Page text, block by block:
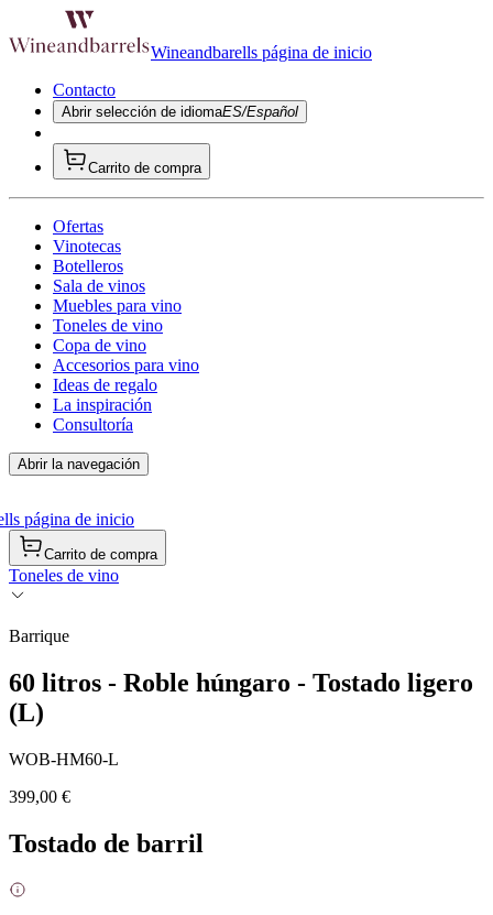
Wineandbarells página de inicio
Contacto
Abrir selección de idiomaES/Español
Carrito de compra
Ofertas
Vinotecas
Botelleros
Sala de vinos
Muebles para vino
Toneles de vino
Copa de vino
Accesorios para vino
Ideas de regalo
La inspiración
Consultoría
Abrir la navegación
página de inicio
Carrito de compra
Toneles de vino
Barrique
60 litros - Roble húngaro - Tostado ligero
(L)
WOB-HM60-L
399,00 €
Tostado de barril